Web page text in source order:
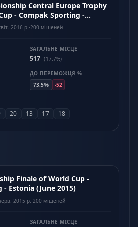
Central Europe Trophy
- Compak Sporting -
2016 р. ·200 мішеней
ЗАГАЛЬНЕ МІСЦЕ
517 (17.7%)
ДО ПЕРЕМОЖЦЯ %
73.5%
-52
20 13 17 18
Finale of World Cup -
Estonia (June 2015)
2015 р. ·200 мішеней
ЗАГАЛЬНЕ МІСЦЕ